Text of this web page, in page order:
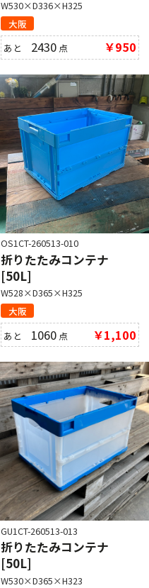
W530×D336×H325
大阪
あと 2430 点 ￥950
OS1CT-260513-010
折りたたみコンテナ
[50L]
W528×D365×H325
大阪
あと 1060 点 ￥1,100
GU1CT-260513-013
折りたたみコンテナ
[50L]
W530×D365×H323